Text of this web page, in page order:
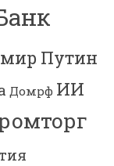
Путин
Домрф ИИ